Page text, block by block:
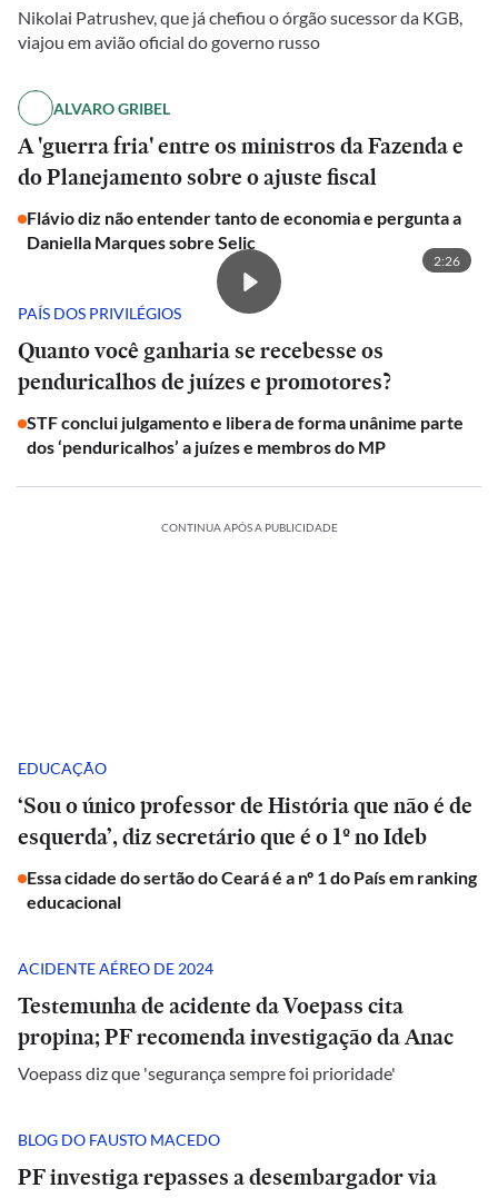
Nikolai Patrushev, que já chefiou o órgão sucessor da KGB,
viajou em avião oficial do governo russo
ALVARO GRIBEL
A 'guerra fria' entre os ministros da Fazenda e
do Planejamento sobre o ajuste fiscal
Flávio diz não entender tanto de economia e pergunta a
Daniella Marques sobre Selic
2:26
PAÍS DOS PRIVILÉGIOS
Quanto você ganharia se recebesse os
penduricalhos de juízes e promotores?
STF conclui julgamento e libera de forma unânime parte
dos ‘penduricalhos’ a juízes e membros do MP
CONTINUA APÓS A PUBLICIDADE
EDUCAÇÃO
‘Sou o único professor de História que não é de
esquerda’, diz secretário que é o 1º no Ideb
Essa cidade do sertão do Ceará é a nº 1 do País em ranking
educacional
ACIDENTE AÉREO DE 2024
Testemunha de acidente da Voepass cita
propina; PF recomenda investigação da Anac
Voepass diz que 'segurança sempre foi prioridade'
BLOG DO FAUSTO MACEDO
PF investiga repasses a desembargador via